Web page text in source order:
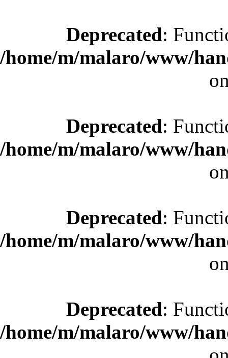
Deprecated:
/home/m/malaro/www/
Deprecated:
/home/m/malaro/www/
Deprecated:
/home/m/malaro/www/
Deprecated:
/home/m/malaro/www/